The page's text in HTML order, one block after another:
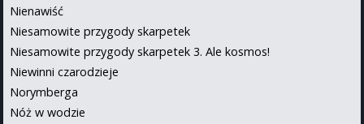
Nienawiść
Niesamowite przygody skarpetek
Niesamowite przygody skarpetek 3. Ale kosmos!
Niewinni czarodzieje
Norymberga
Nóż w wodzie